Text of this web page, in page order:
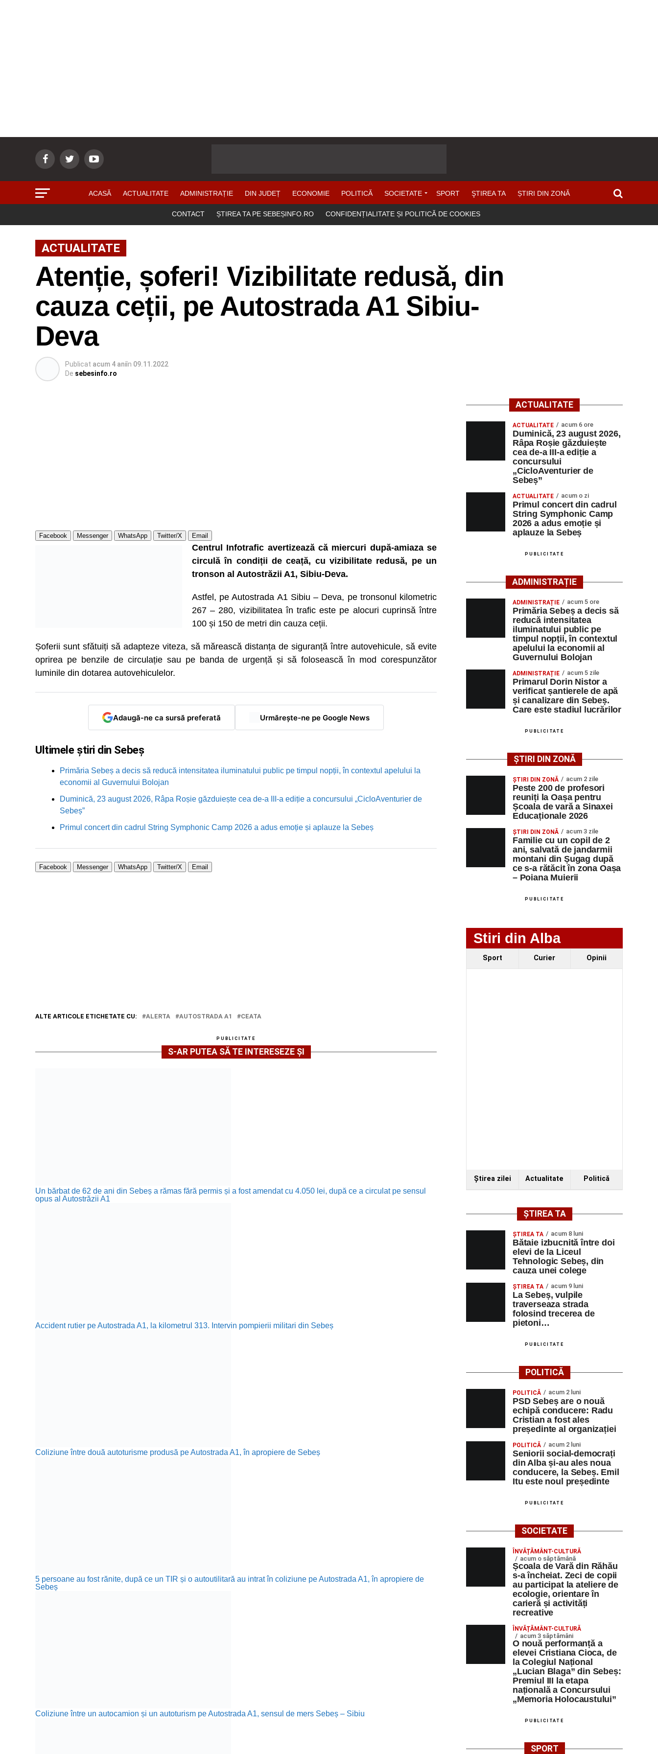
ACASĂ ACTUALITATE ADMINISTRAȚIE DIN JUDEȚ ECONOMIE POLITICĂ SOCIETATE SPORT ŞTIREA TA ȘTIRI DIN ZONĂ
CONTACT ȘTIREA TA PE SEBEȘINFO.RO CONFIDENȚIALITATE ȘI POLITICĂ DE COOKIES
ACTUALITATE
Atenție, șoferi! Vizibilitate redusă, din
cauza ceții, pe Autostrada A1 Sibiu-
Deva
Publicat acum 4 aniîn 09.11.2022
De sebesinfo.ro
Facebook Messenger WhatsApp Twitter/X Email
Centrul Infotrafic avertizează că miercuri după-amiaza se
circulă în condiții de ceață, cu vizibilitate redusă, pe un
tronson al Autostrăzii A1, Sibiu-Deva.
Astfel, pe Autostrada A1 Sibiu – Deva, pe tronsonul kilometric
267 – 280, vizibilitatea în trafic este pe alocuri cuprinsă între
100 și 150 de metri din cauza ceții.
Șoferii sunt sfătuiți să adapteze viteza, să mărească distanța de siguranță între autovehicule, să evite
oprirea pe benzile de circulație sau pe banda de urgență și să folosească în mod corespunzător
luminile din dotarea autovehiculelor.
Adaugă-ne ca sursă preferată Urmărește-ne pe Google News
Ultimele știri din Sebeș
Primăria Sebeș a decis să reducă intensitatea iluminatului public pe timpul nopții, în contextul apelului la
economii al Guvernului Bolojan
Duminică, 23 august 2026, Râpa Roșie găzduiește cea de-a III-a ediție a concursului „CicloAventurier de
Sebeș”
Primul concert din cadrul String Symphonic Camp 2026 a adus emoție și aplauze la Sebeș
Facebook Messenger WhatsApp Twitter/X Email
ALTE ARTICOLE ETICHETATE CU: ALERTA AUTOSTRADA A1 CEATA
PUBLICITATE
S-AR PUTEA SĂ TE INTERESEZE ȘI
Un bărbat de 62 de ani din Sebeș a rămas fără permis și a fost amendat cu 4.050 lei, după ce a circulat pe sensul
opus al Autostrăzii A1
Accident rutier pe Autostrada A1, la kilometrul 313. Intervin pompierii militari din Sebeș
Coliziune între două autoturisme produsă pe Autostrada A1, în apropiere de Sebeș
5 persoane au fost rănite, după ce un TIR și o autoutilitară au intrat în coliziune pe Autostrada A1, în apropiere de
Sebeș
Coliziune între un autocamion și un autoturism pe Autostrada A1, sensul de mers Sebeș – Sibiu
ACTUALITATE
ACTUALITATE acum 6 ore
Duminică, 23 august 2026,
Râpa Roșie găzduiește
cea de-a III-a ediție a
concursului
„CicloAventurier de
Sebeș”
ACTUALITATE acum o zi
Primul concert din cadrul
String Symphonic Camp
2026 a adus emoție și
aplauze la Sebeș
PUBLICITATE
ADMINISTRAȚIE
ADMINISTRAȚIE acum 5 ore
Primăria Sebeș a decis să
reducă intensitatea
iluminatului public pe
timpul nopții, în contextul
apelului la economii al
Guvernului Bolojan
ADMINISTRAȚIE acum 5 zile
Primarul Dorin Nistor a
verificat șantierele de apă
și canalizare din Sebeș.
Care este stadiul lucrărilor
PUBLICITATE
ȘTIRI DIN ZONĂ
ȘTIRI DIN ZONĂ acum 2 zile
Peste 200 de profesori
reuniți la Oașa pentru
Școala de vară a Sinaxei
Educaționale 2026
ȘTIRI DIN ZONĂ acum 3 zile
Familie cu un copil de 2
ani, salvată de jandarmii
montani din Șugag după
ce s-a rătăcit în zona Oașa
– Poiana Muierii
PUBLICITATE
Stiri din Alba
Sport Curier Opinii
Ştirea zilei Actualitate Politică
ȘTIREA TA
ŞTIREA TA acum 8 luni
Bătaie izbucnită între doi
elevi de la Liceul
Tehnologic Sebeș, din
cauza unei colege
ŞTIREA TA acum 9 luni
La Sebeș, vulpile
traverseaza strada
folosind trecerea de
pietoni…
PUBLICITATE
POLITICĂ
POLITICĂ acum 2 luni
PSD Sebeș are o nouă
echipă conducere: Radu
Cristian a fost ales
președinte al organizației
POLITICĂ acum 2 luni
Seniorii social-democrați
din Alba și-au ales noua
conducere, la Sebeș. Emil
Itu este noul președinte
PUBLICITATE
SOCIETATE
ÎNVĂȚĂMÂNT-CULTURĂ
acum o săptămână
Școala de Vară din Răhău
s-a încheiat. Zeci de copii
au participat la ateliere de
ecologie, orientare în
carieră și activități
recreative
ÎNVĂȚĂMÂNT-CULTURĂ
acum 3 săptămâni
O nouă performanță a
elevei Cristiana Cioca, de
la Colegiul Național
„Lucian Blaga” din Sebeș:
Premiul III la etapa
națională a Concursului
„Memoria Holocaustului”
PUBLICITATE
SPORT